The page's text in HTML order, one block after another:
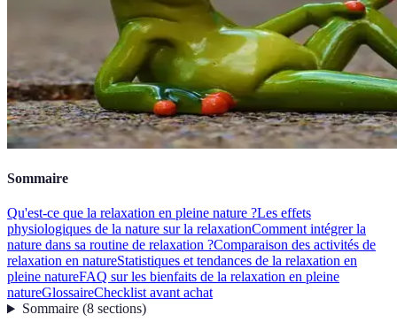
Sommaire
Qu'est-ce que la relaxation en pleine nature ?Les effets
physiologiques de la nature sur la relaxationComment intégrer la
nature dans sa routine de relaxation ?Comparaison des activités de
relaxation en natureStatistiques et tendances de la relaxation en
pleine natureFAQ sur les bienfaits de la relaxation en pleine
natureGlossaireChecklist avant achat
Sommaire(8 sections)